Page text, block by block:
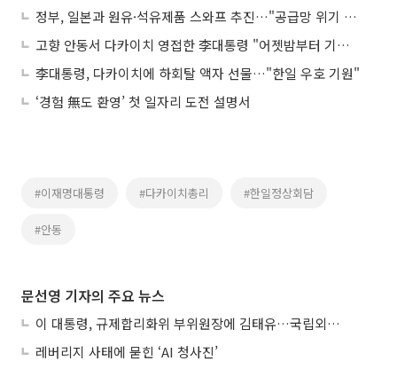
정부, 일본과 원유·석유제품 스와프 추진…"공급망 위기 공동대응"
고향 안동서 다카이치 영접한 李대통령 "어젯밤부터 기다렸다"
李대통령, 다카이치에 하회탈 액자 선물…"한일 우호 기원"
‘경험 無도 환영’ 첫 일자리 도전 설명서
#이재명대통령 #다카이치총리 #한일정상회담
#안동
문선영 기자의 주요 뉴스
이 대통령, 규제합리화위 부위원장에 김태유…국립외교원장 김흥규
레버리지 사태에 묻힌 ‘AI 청사진’